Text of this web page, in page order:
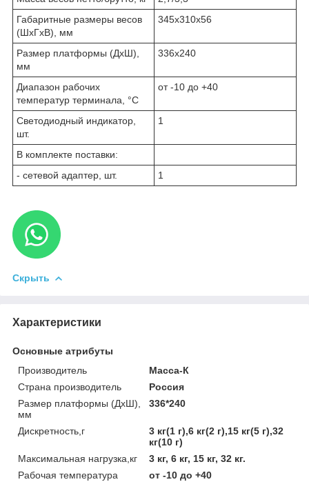
Габаритные размеры весов
(ШхГхВ), мм
345х310х56
Размер платформы (ДхШ),
мм
336х240
Диапазон рабочих
температур терминала, °С
от -10 до +40
Светодиодный индикатор,
шт.
1
В комплекте поставки:
- сетевой адаптер, шт.
1
Скрыть
Характеристики
Основные атрибуты
Производитель
Масса-К
Страна производитель
Россия
Размер платформы (ДхШ),
мм
336*240
Дискретность,г
3 кг(1 г),6 кг(2 г),15 кг(5 г),32
кг(10 г)
Максимальная нагрузка,кг
3 кг, 6 кг, 15 кг, 32 кг.
Рабочая температура
от -10 до +40